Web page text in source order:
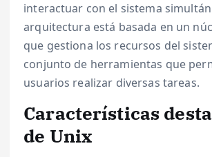
interactuar con el sistema
arquitectura está basada en un
que gestiona los recursos del
conjunto de herramientas que
usuarios realizar diversas tareas.
Características
de Unix